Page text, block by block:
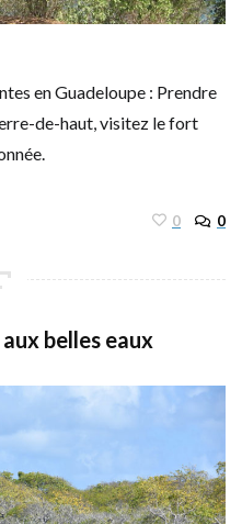
en Guadeloupe : Prendre
de-haut, visitez le fort
0 0
belles eaux